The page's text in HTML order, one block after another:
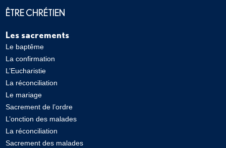
ÊTRE CHRÉTIEN
Les sacrements
Le baptême
La confirmation
L’Eucharistie
La réconciliation
Le mariage
Sacrement de l’ordre
L’onction des malades
La réconciliation
Sacrement des malades